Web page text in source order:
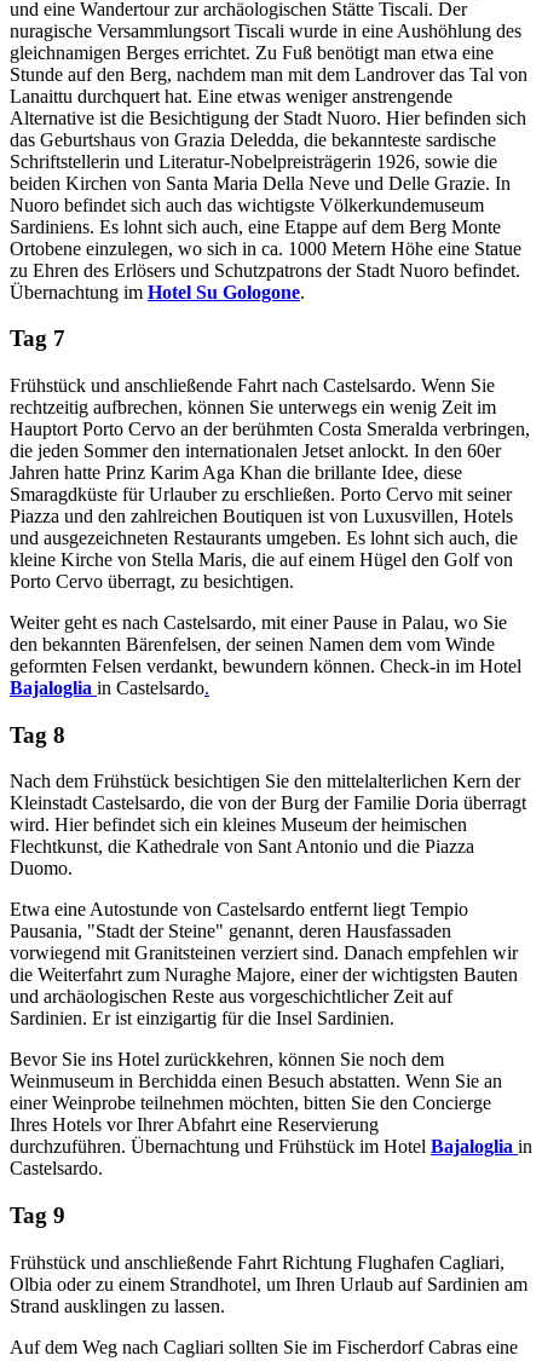
und eine Wandertour zur archäologischen Stätte Tiscali. Der
nuragische Versammlungsort Tiscali wurde in eine Aushöhlung des
gleichnamigen Berges errichtet. Zu Fuß benötigt man etwa eine
Stunde auf den Berg, nachdem man mit dem Landrover das Tal von
Lanaittu durchquert hat. Eine etwas weniger anstrengende
Alternative ist die Besichtigung der Stadt Nuoro. Hier befinden sich
das Geburtshaus von Grazia Deledda, die bekannteste sardische
Schriftstellerin und Literatur-Nobelpreisträgerin 1926, sowie die
beiden Kirchen von Santa Maria Della Neve und Delle Grazie. In
Nuoro befindet sich auch das wichtigste Völkerkundemuseum
Sardiniens. Es lohnt sich auch, eine Etappe auf dem Berg Monte
Ortobene einzulegen, wo sich in ca. 1000 Metern Höhe eine Statue
zu Ehren des Erlösers und Schutzpatrons der Stadt Nuoro befindet.
Übernachtung im Hotel Su Gologone.
Tag 7
Frühstück und anschließende Fahrt nach Castelsardo. Wenn Sie
rechtzeitig aufbrechen, können Sie unterwegs ein wenig Zeit im
Hauptort Porto Cervo an der berühmten Costa Smeralda verbringen,
die jeden Sommer den internationalen Jetset anlockt. In den 60er
Jahren hatte Prinz Karim Aga Khan die brillante Idee, diese
Smaragdküste für Urlauber zu erschließen. Porto Cervo mit seiner
Piazza und den zahlreichen Boutiquen ist von Luxusvillen, Hotels
und ausgezeichneten Restaurants umgeben. Es lohnt sich auch, die
kleine Kirche von Stella Maris, die auf einem Hügel den Golf von
Porto Cervo überragt, zu besichtigen.
Weiter geht es nach Castelsardo, mit einer Pause in Palau, wo Sie
den bekannten Bärenfelsen, der seinen Namen dem vom Winde
geformten Felsen verdankt, bewundern können. Check-in im Hotel
Bajaloglia in Castelsardo.
Tag 8
Nach dem Frühstück besichtigen Sie den mittelalterlichen Kern der
Kleinstadt Castelsardo, die von der Burg der Familie Doria überragt
wird. Hier befindet sich ein kleines Museum der heimischen
Flechtkunst, die Kathedrale von Sant Antonio und die Piazza
Duomo.
Etwa eine Autostunde von Castelsardo entfernt liegt Tempio
Pausania, "Stadt der Steine" genannt, deren Hausfassaden
vorwiegend mit Granitsteinen verziert sind. Danach empfehlen wir
die Weiterfahrt zum Nuraghe Majore, einer der wichtigsten Bauten
und archäologischen Reste aus vorgeschichtlicher Zeit auf
Sardinien. Er ist einzigartig für die Insel Sardinien.
Bevor Sie ins Hotel zurückkehren, können Sie noch dem
Weinmuseum in Berchidda einen Besuch abstatten. Wenn Sie an
einer Weinprobe teilnehmen möchten, bitten Sie den Concierge
Ihres Hotels vor Ihrer Abfahrt eine Reservierung
durchzuführen. Übernachtung und Frühstück im Hotel Bajaloglia in
Castelsardo.
Tag 9
Frühstück und anschließende Fahrt Richtung Flughafen Cagliari,
Olbia oder zu einem Strandhotel, um Ihren Urlaub auf Sardinien am
Strand ausklingen zu lassen.
Auf dem Weg nach Cagliari sollten Sie im Fischerdorf Cabras eine